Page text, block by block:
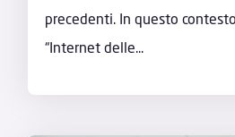
precedenti. In questo
“Internet delle...